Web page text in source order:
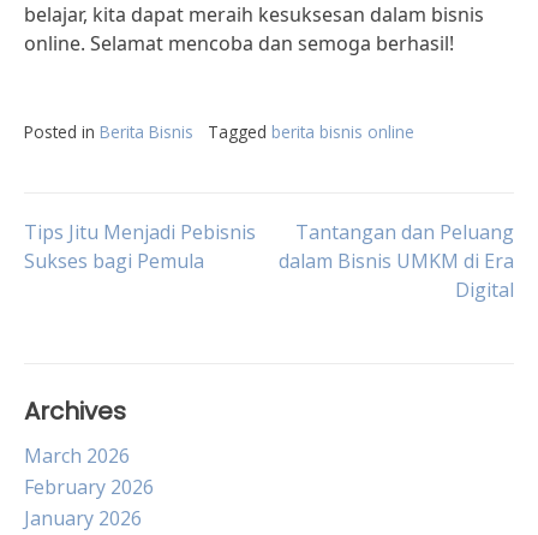
belajar, kita dapat meraih kesuksesan dalam bisnis
online. Selamat mencoba dan semoga berhasil!
Posted in Berita Bisnis Tagged berita bisnis online
Post
Tips Jitu Menjadi Pebisnis
Sukses bagi Pemula
Tantangan dan Peluang
dalam Bisnis UMKM di Era
Digital
Archives
March 2026
February 2026
January 2026